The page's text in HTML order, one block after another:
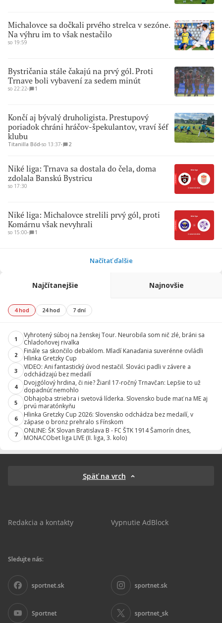
Michalovce sa dočkali prvého strelca v sezóne.
Na výhru im to však nestačilo
so 19:59
Bystričania stále čakajú na prvý gól. Proti
Trnave boli vybavení za sedem minút
so 22:22∙ 1
Končí aj bývalý druholigista. Prestupový
poriadok chráni hráčov-špekulantov, vraví šéf
klubu
Titanilla Bőd∙so 13:37∙ 2
Niké liga: Trnava sa dostala do čela, doma
zdolala Banskú Bystricu
so 17:30
Niké liga: Michalovce strelili prvý gól, proti
Komárnu však nevyhrali
so 15:00∙ 1
Načítať ďalšie
Najčítanejšie Najnovšie
4 hod 24 hod 7 dní
1
Vyhrotený súboj na ženskej Tour. Neurobila som nič zlé, bráni sa
Chladoňovej rivalka
2
Finále sa skončilo debaklom. Mladí Kanaďania suverénne ovládli
Hlinka Gretzky Cup
3
VIDEO: Ani fantastický úvod nestačil. Slováci padli v závere a
odchádzajú bez medailí
4
Dvojgólový hrdina, či nie? Žiaril 17-ročný Trnavčan: Lepšie to už
dopadnúť nemohlo
5
Obhajoba striebra i svetová líderka. Slovensko bude mať na ME aj
prvú maratónkyňu
6
Hlinka Gretzky Cup 2026: Slovensko odchádza bez medailí, v
zápase o bronz prehralo s Fínskom
7
ONLINE: ŠK Slovan Bratislava B - FC ŠTK 1914 Šamorín dnes,
MONACObet liga LIVE (II. liga, 3. kolo)
Späť na vrch
Redakcia a kontakty Vypnutie AdBlock
Sledujte nás:
sportnet.sk sportnet.sk
Sportnet sportnet_sk